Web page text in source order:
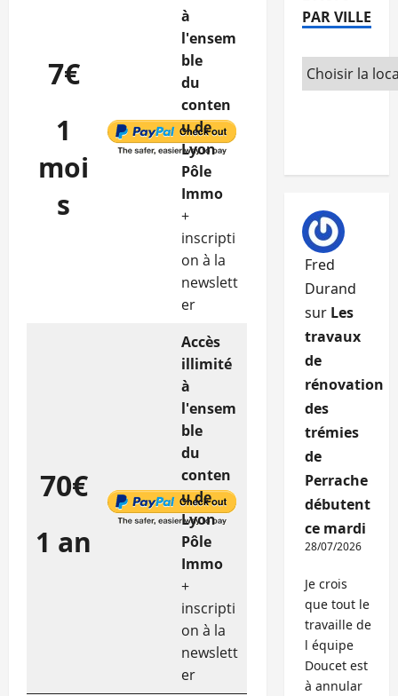
7€
1
moi
s
à
l'ensem
ble
du
conten
u de
Lyon
Pôle
Immo
+
inscripti
on à la
newslett
er
70€
1 an
Accès
illimité
à
l'ensem
ble
du
conten
u de
Lyon
Pôle
Immo
+
inscripti
on à la
newslett
er
PAR VILLE
Fred
Durand
sur Les
travaux
de
rénovation
des
trémies
de
Perrache
débutent
ce mardi
28/07/2026
Je crois
que tout le
travaille de
l équipe
Doucet est
à annular